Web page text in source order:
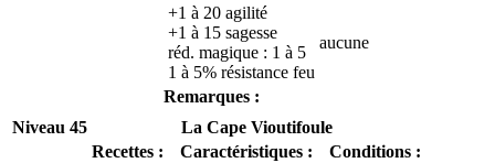
+1 à 20 agilité
+1 à 15 sagesse
réd. magique : 1 à 5
1 à 5% résistance feu
aucune
Remarques :
Niveau 45
La Cape Vioutifoule
Recettes :
Caractéristiques :
Conditions :